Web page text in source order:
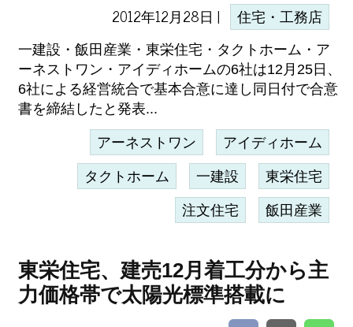
2012年12月28日 | 住宅・工務店
一建設・飯田産業・東栄住宅・タクトホーム・ア
ーネストワン・アイディホームの6社は12月25日、
6社による経営統合で基本合意に達し同日付で合意
書を締結したと発表...
アーネストワン アイディホーム
タクトホーム 一建設 東栄住宅
注文住宅 飯田産業
東栄住宅、建売12月着工分から主
力価格帯で太陽光標準搭載に